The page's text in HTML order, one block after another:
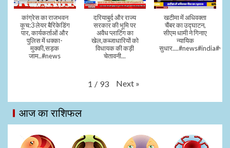
कांग्रेस का राजभवन
कूच:3 लेयर बैरिकेडिंग
पार, कार्यकर्ताओं और
पुलिस में धक्का-
मुक्की,सड़क
जाम..#news
दरियाबुर्द और राज्य
सरकार की भूमि पर
अवैध प्लाटिंग का
खेल,कब्जाधारियों को
विधायक की कड़ी
चेतावनी...
खटीमा में अधिवक्ता
चैंबर का उद्घाटन,
सीएम धामी ने गिनाए
न्यायिक
1 / 93 Next »
आज का राशिफल